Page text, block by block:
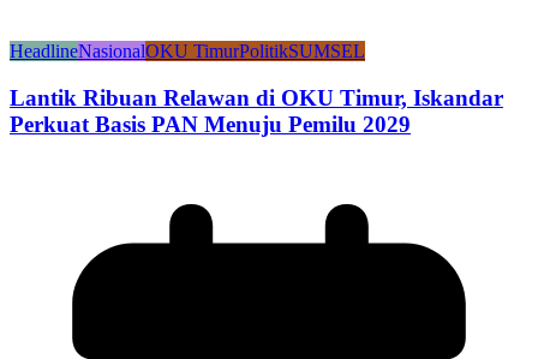
HeadlineNasionalOKU TimurPolitikSUMSEL
Lantik Ribuan Relawan di OKU Timur, Iskandar
Perkuat Basis PAN Menuju Pemilu 2029